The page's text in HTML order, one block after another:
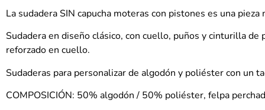
La sudadera SIN capucha moteras con pistones es una
Sudadera en diseño clásico, con cuello, puños y cinturilla
reforzado en cuello.
Sudaderas para personalizar de algodón y poliéster con un
COMPOSICIÓN: 50% algodón / 50% poliéster, felpa